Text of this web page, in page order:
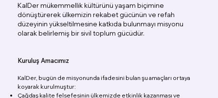
KalDer mükemmellik kültürünü yaşam biçimine
dönüştürerek ülkemizin rekabet gücünün ve refah
düzeyinin yükseltilmesine katkıda bulunmayı misyonu
olarak belirlemiş bir sivil toplum gücüdür.
Kuruluş Amacımız
KalDer, bugün de misyonunda ifadesini bulan şu amaçları ortaya
koyarak kurulmuştur:
Çağdaş kalite felsefesinin ülkemizde etkinlik kazanması ve